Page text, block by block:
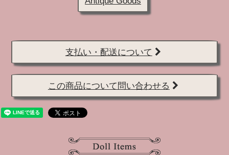
支払い・配送について
この商品について問い合わせる